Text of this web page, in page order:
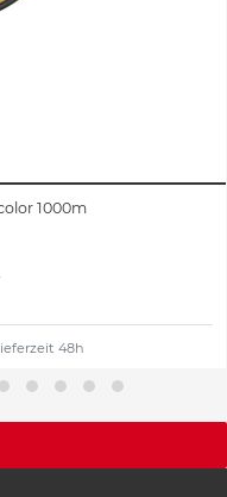
1000m
48h